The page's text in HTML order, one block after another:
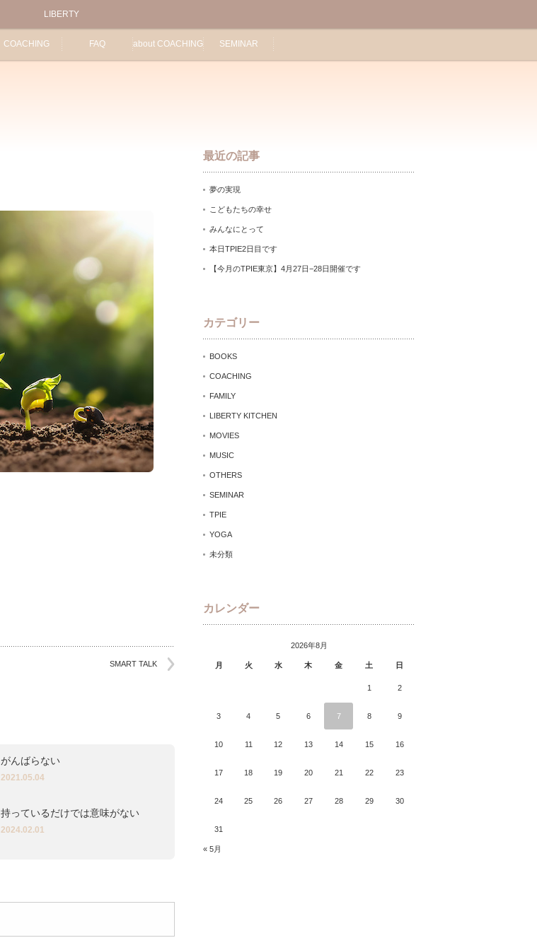
LIBERTY
COACHING FAQ about COACHING SEMINAR
SMART TALK
がんばらない
2021.05.04
持っているだけでは意味がない
2024.02.01
最近の記事
夢の実現
こどもたちの幸せ
みんなにとって
本日TPIE2日目です
【今月のTPIE東京】4月27日−28日開催です
カテゴリー
BOOKS
COACHING
FAMILY
LIBERTY KITCHEN
MOVIES
MUSIC
OTHERS
SEMINAR
TPIE
YOGA
未分類
カレンダー
2026年8月
月 火 水 木 金 土 日
1 2
3 4 5 6 7 8 9
10 11 12 13 14 15 16
17 18 19 20 21 22 23
24 25 26 27 28 29 30
31
« 5月